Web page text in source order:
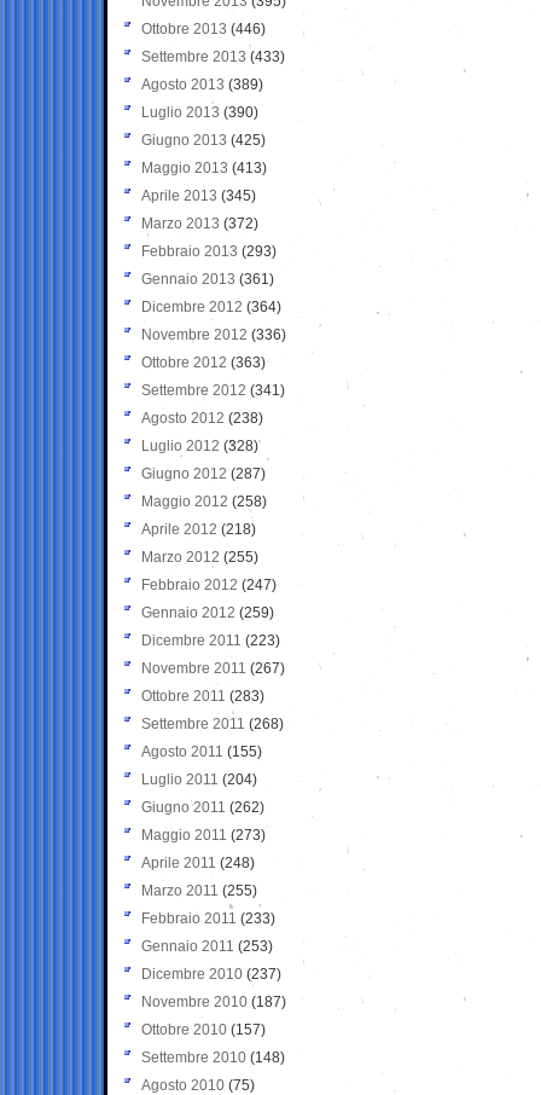
Ottobre 2013 (446)
Settembre 2013 (433)
Agosto 2013 (389)
Luglio 2013 (390)
Giugno 2013 (425)
Maggio 2013 (413)
Aprile 2013 (345)
Marzo 2013 (372)
Febbraio 2013 (293)
Gennaio 2013 (361)
Dicembre 2012 (364)
Novembre 2012 (336)
Ottobre 2012 (363)
Settembre 2012 (341)
Agosto 2012 (238)
Luglio 2012 (328)
Giugno 2012 (287)
Maggio 2012 (258)
Aprile 2012 (218)
Marzo 2012 (255)
Febbraio 2012 (247)
Gennaio 2012 (259)
Dicembre 2011 (223)
Novembre 2011 (267)
Ottobre 2011 (283)
Settembre 2011 (268)
Agosto 2011 (155)
Luglio 2011 (204)
Giugno 2011 (262)
Maggio 2011 (273)
Aprile 2011 (248)
Marzo 2011 (255)
Febbraio 2011 (233)
Gennaio 2011 (253)
Dicembre 2010 (237)
Novembre 2010 (187)
Ottobre 2010 (157)
Settembre 2010 (148)
Agosto 2010 (75)